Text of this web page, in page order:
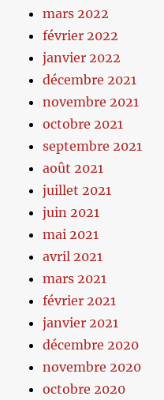
mars 2022
février 2022
janvier 2022
décembre 2021
novembre 2021
octobre 2021
septembre 2021
août 2021
juillet 2021
juin 2021
mai 2021
avril 2021
mars 2021
février 2021
janvier 2021
décembre 2020
novembre 2020
octobre 2020